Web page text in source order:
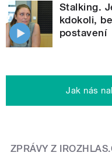
Stalking.
kdokoli,
postavení
Jak nás
ZPRÁVY Z